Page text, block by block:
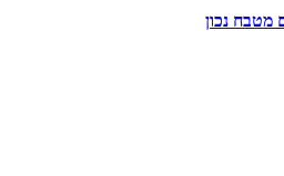
מטבח נכון